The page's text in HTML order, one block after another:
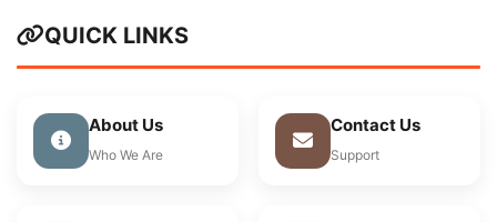
QUICK LINKS
About Us
Who We Are
Contact Us
Support